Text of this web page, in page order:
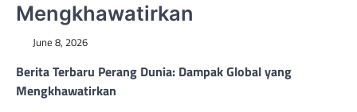
Mengkhawatirkan
June 8, 2026
Berita Terbaru Perang Dunia: Dampak Global yang
Mengkhawatirkan